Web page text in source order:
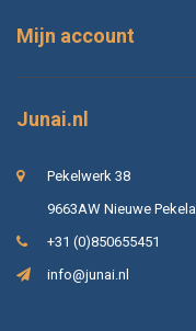
Mijn account
Junai.nl
Pekelwerk 38
9663AW Nieuwe Pekela
+31 (0)850655451
info@junai.nl